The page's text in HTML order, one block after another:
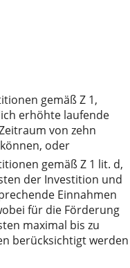
gemäß Z 1,
erhöhte laufende
von zehn
oder
gemäß Z 1 lit. d,
der Investition und
Einnahmen
für die Förderung
maximal bis zu
berücksichtigt werden